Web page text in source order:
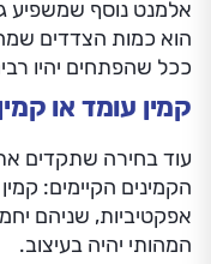
אלמנט נוסף שמשפיע
הוא כמות הצדדים
ככל שהפתחים יהיו
קמין עומד או
עוד בחירה שתקדים
הקמינים הקיימים:
אפקטיביות, שניהם
המהותי יהיה בעיצוב.